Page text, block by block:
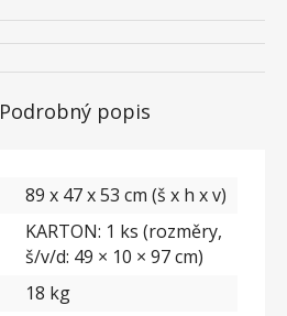
Podrobný popis
89 x 47 x 53 cm (š x h x v)
KARTON: 1 ks (rozměry,
š/v/d: 49 × 10 × 97 cm)
18 kg